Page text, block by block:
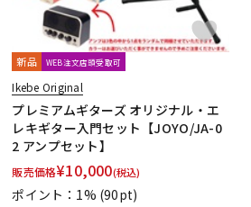
新品 WEB注文店頭受取可
Ikebe Original
プレミアムギターズ オリジナル・エ
レキギター入門セット【JOYO/JA-0
2 アンプセット】
販売価格¥10,000(税込)
ポイント：1% (90pt)